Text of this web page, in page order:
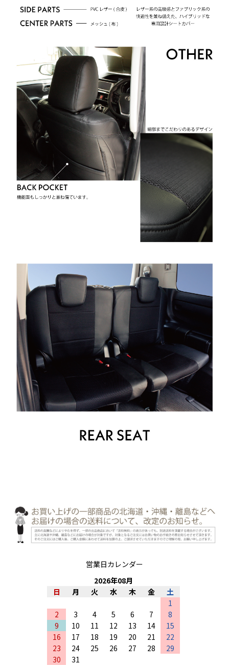
営業日カレンダー
2026年08月
日
月 火 水 木 金
土
1
2
3 4 5 6 7
8
9
10 11 12 13 14
15
16
17 18 19 20 21
22
23
24 25 26 27 28
29
30
31